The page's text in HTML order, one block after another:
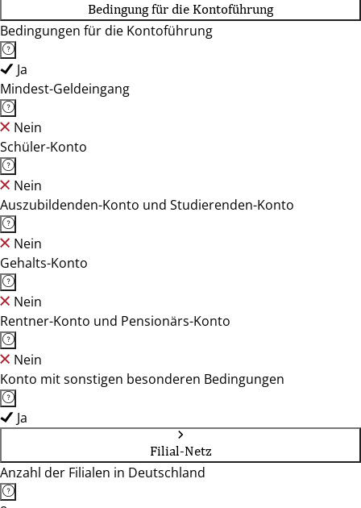
Bedingung für die Kontoführung
Bedingungen für die Kontoführung
Ja
Mindest-Geldeingang
Nein
Schüler-Konto
Nein
Auszubildenden-Konto und Studierenden-Konto
Nein
Gehalts-Konto
Nein
Rentner-Konto und Pensionärs-Konto
Nein
Konto mit sonstigen besonderen Bedingungen
Ja
Filial-Netz
Anzahl der Filialen in Deutschland